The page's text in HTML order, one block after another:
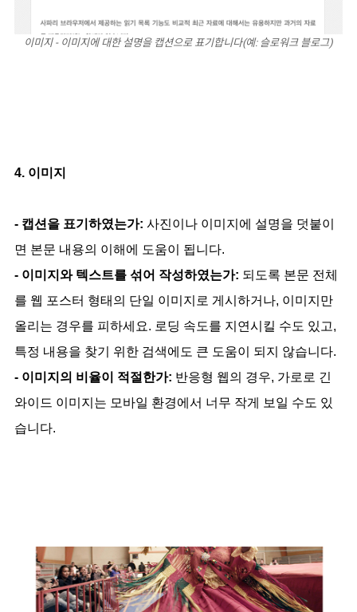
이미지 - 이미지에 대한 설명을 캡션으로 표기합니다(예: 슬로워크 블로그)
4. 이미지
- 캡션을 표기하였는가: 사진이나 이미지에 설명을 덧붙이
면 본문 내용의 이해에 도움이 됩니다.
- 이미지와 텍스트를 섞어 작성하였는가: 되도록 본문 전체
를 웹 포스터 형태의 단일 이미지로 게시하거나, 이미지만
올리는 경우를 피하세요. 로딩 속도를 지연시킬 수도 있고,
특정 내용을 찾기 위한 검색에도 큰 도움이 되지 않습니다.
- 이미지의 비율이 적절한가: 반응형 웹의 경우, 가로로 긴
와이드 이미지는 모바일 환경에서 너무 작게 보일 수도 있
습니다.